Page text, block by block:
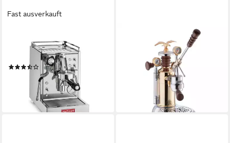
Fast ausverkauft
Siebträgermaschine Mini
(2)
1.148,86 € UVP1.199,00 €
lieferbar - in 2-3 Werktagen bei dir
Siebträgermaschine Esperto
Competente
ab 1.664,44 €
leider ausverkauft